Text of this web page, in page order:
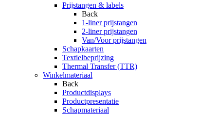
Prijstangen & labels
Back
1-liner prijstangen
2-liner prijstangen
Van/Voor prijstangen
Schapkaarten
Textielbeprijzing
Thermal Transfer (TTR)
Winkelmateriaal
Back
Productdisplays
Productpresentatie
Schapmateriaal